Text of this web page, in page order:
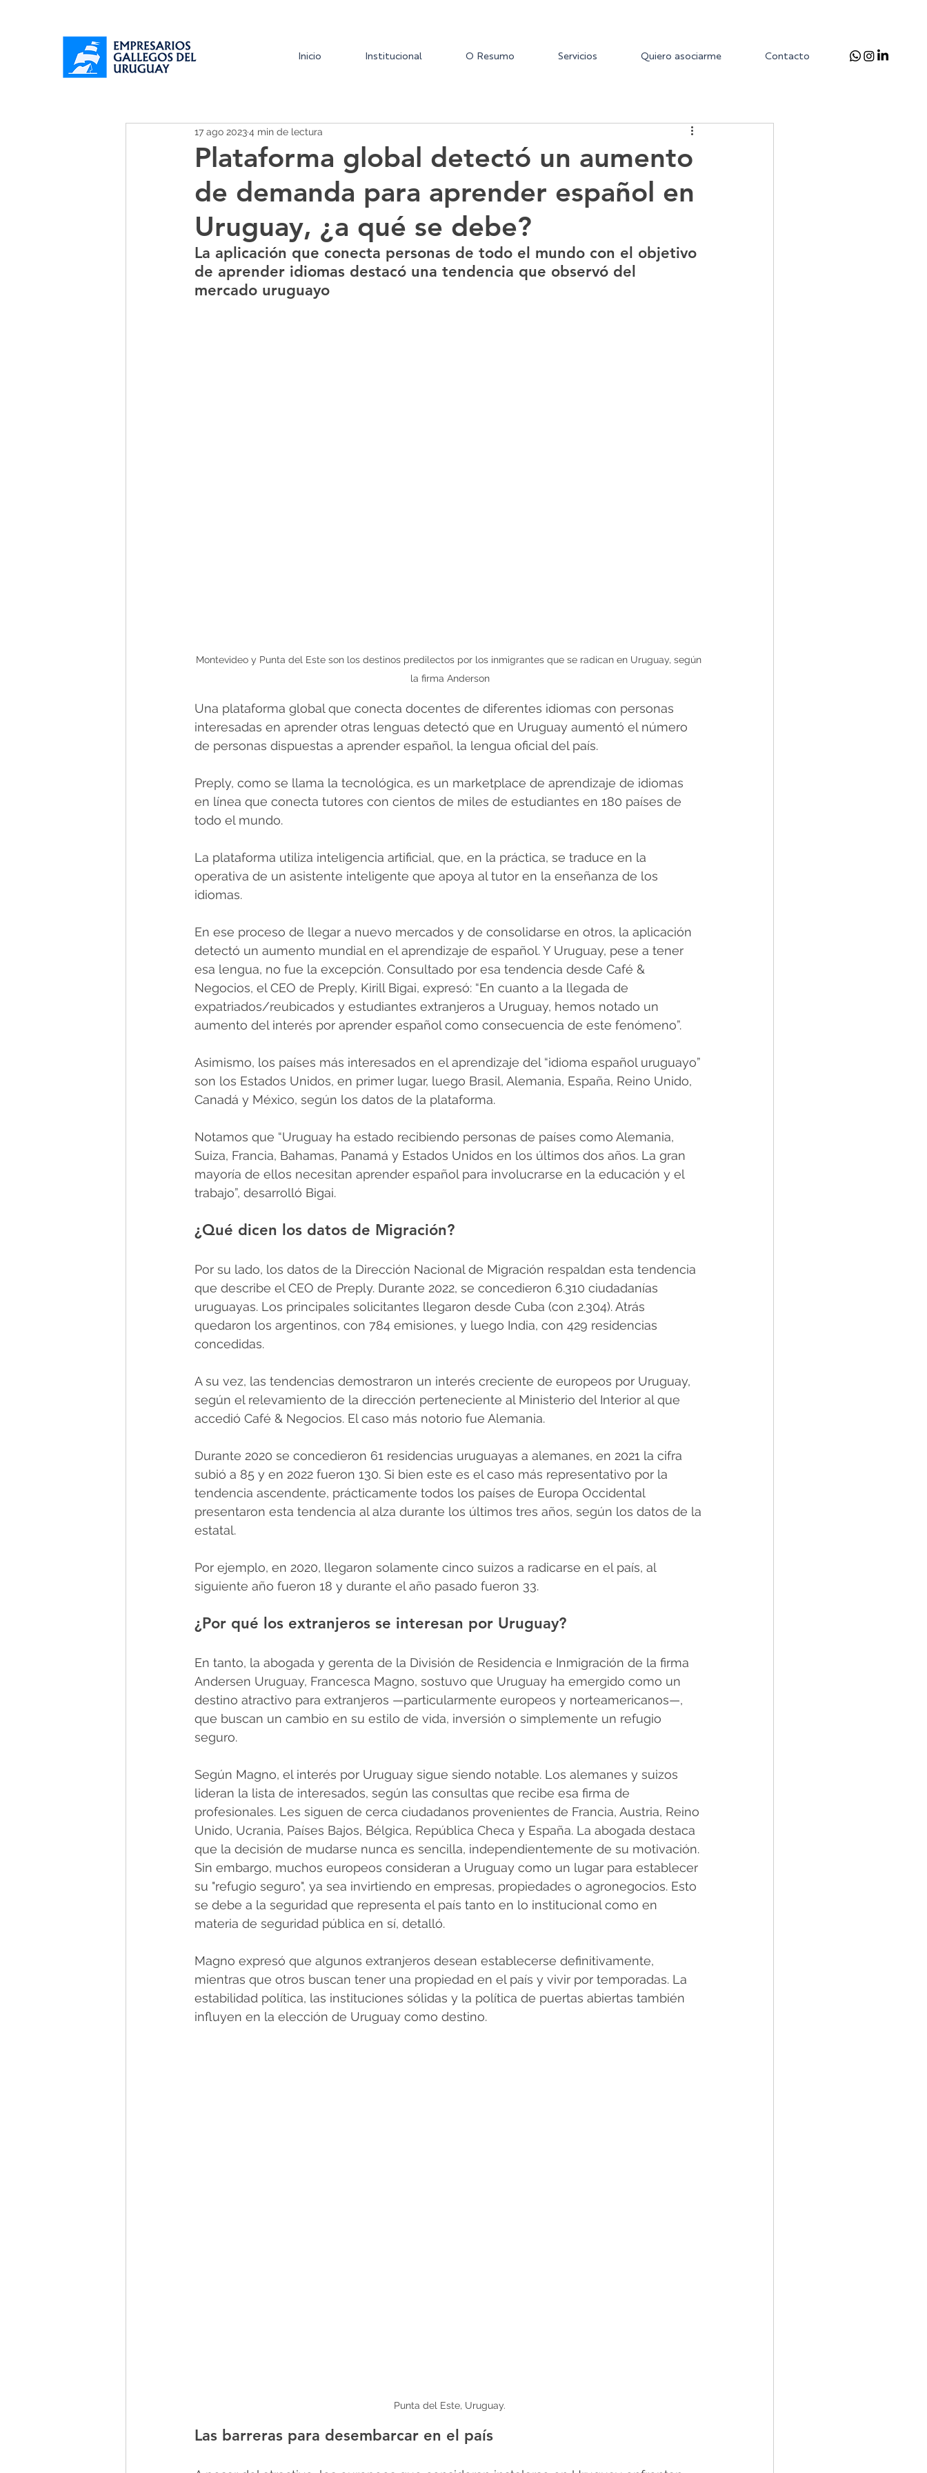
Inicio Institucional O Resumo Servicios Quiero asociarme Contacto
Plataforma global detectó un aumento
de demanda para aprender español en
Uruguay, ¿a qué se debe?
17 ago 20234 min de lectura
La aplicación que conecta personas de todo el mundo con el objetivo
de aprender idiomas destacó una tendencia que observó del
mercado uruguayo
Montevideo y Punta del Este son los destinos predilectos por los inmigrantes que se radican en Uruguay, según
la firma Anderson
Una plataforma global que conecta docentes de diferentes idiomas con personas
interesadas en aprender otras lenguas detectó que en Uruguay aumentó el número
de personas dispuestas a aprender español, la lengua oficial del país.
Preply, como se llama la tecnológica, es un marketplace de aprendizaje de idiomas
en línea que conecta tutores con cientos de miles de estudiantes en 180 países de
todo el mundo.
La plataforma utiliza inteligencia artificial, que, en la práctica, se traduce en la
operativa de un asistente inteligente que apoya al tutor en la enseñanza de los
idiomas.
En ese proceso de llegar a nuevo mercados y de consolidarse en otros, la aplicación
detectó un aumento mundial en el aprendizaje de español. Y Uruguay, pese a tener
esa lengua, no fue la excepción. Consultado por esa tendencia desde Café &
Negocios, el CEO de Preply, Kirill Bigai, expresó: “En cuanto a la llegada de
expatriados/reubicados y estudiantes extranjeros a Uruguay, hemos notado un
aumento del interés por aprender español como consecuencia de este fenómeno”.
Asimismo, los países más interesados en el aprendizaje del “idioma español uruguayo”
son los Estados Unidos, en primer lugar, luego Brasil, Alemania, España, Reino Unido,
Canadá y México, según los datos de la plataforma.
Notamos que “Uruguay ha estado recibiendo personas de países como Alemania,
Suiza, Francia, Bahamas, Panamá y Estados Unidos en los últimos dos años. La gran
mayoría de ellos necesitan aprender español para involucrarse en la educación y el
trabajo”, desarrolló Bigai.
¿Qué dicen los datos de Migración?
Por su lado, los datos de la Dirección Nacional de Migración respaldan esta tendencia
que describe el CEO de Preply. Durante 2022, se concedieron 6.310 ciudadanías
uruguayas. Los principales solicitantes llegaron desde Cuba (con 2.304). Atrás
quedaron los argentinos, con 784 emisiones, y luego India, con 429 residencias
concedidas.
A su vez, las tendencias demostraron un interés creciente de europeos por Uruguay,
según el relevamiento de la dirección perteneciente al Ministerio del Interior al que
accedió Café & Negocios. El caso más notorio fue Alemania.
Durante 2020 se concedieron 61 residencias uruguayas a alemanes, en 2021 la cifra
subió a 85 y en 2022 fueron 130. Si bien este es el caso más representativo por la
tendencia ascendente, prácticamente todos los países de Europa Occidental
presentaron esta tendencia al alza durante los últimos tres años, según los datos de la
estatal.
Por ejemplo, en 2020, llegaron solamente cinco suizos a radicarse en el país, al
siguiente año fueron 18 y durante el año pasado fueron 33.
¿Por qué los extranjeros se interesan por Uruguay?
En tanto, la abogada y gerenta de la División de Residencia e Inmigración de la firma
Andersen Uruguay, Francesca Magno, sostuvo que Uruguay ha emergido como un
destino atractivo para extranjeros —particularmente europeos y norteamericanos—,
que buscan un cambio en su estilo de vida, inversión o simplemente un refugio
seguro.
Según Magno, el interés por Uruguay sigue siendo notable. Los alemanes y suizos
lideran la lista de interesados, según las consultas que recibe esa firma de
profesionales. Les siguen de cerca ciudadanos provenientes de Francia, Austria, Reino
Unido, Ucrania, Países Bajos, Bélgica, República Checa y España. La abogada destaca
que la decisión de mudarse nunca es sencilla, independientemente de su motivación.
Sin embargo, muchos europeos consideran a Uruguay como un lugar para establecer
su "refugio seguro", ya sea invirtiendo en empresas, propiedades o agronegocios. Esto
se debe a la seguridad que representa el país tanto en lo institucional como en
materia de seguridad pública en sí, detalló.
Magno expresó que algunos extranjeros desean establecerse definitivamente,
mientras que otros buscan tener una propiedad en el país y vivir por temporadas. La
estabilidad política, las instituciones sólidas y la política de puertas abiertas también
influyen en la elección de Uruguay como destino.
Punta del Este, Uruguay.
Las barreras para desembarcar en el país